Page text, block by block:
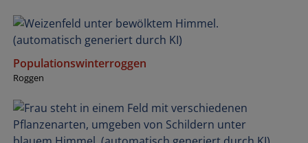
Populationswinterroggen
Roggen